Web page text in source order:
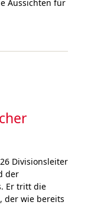
Aus­sichten für
Divisionsleiter
der
Er tritt die
der wie bereits